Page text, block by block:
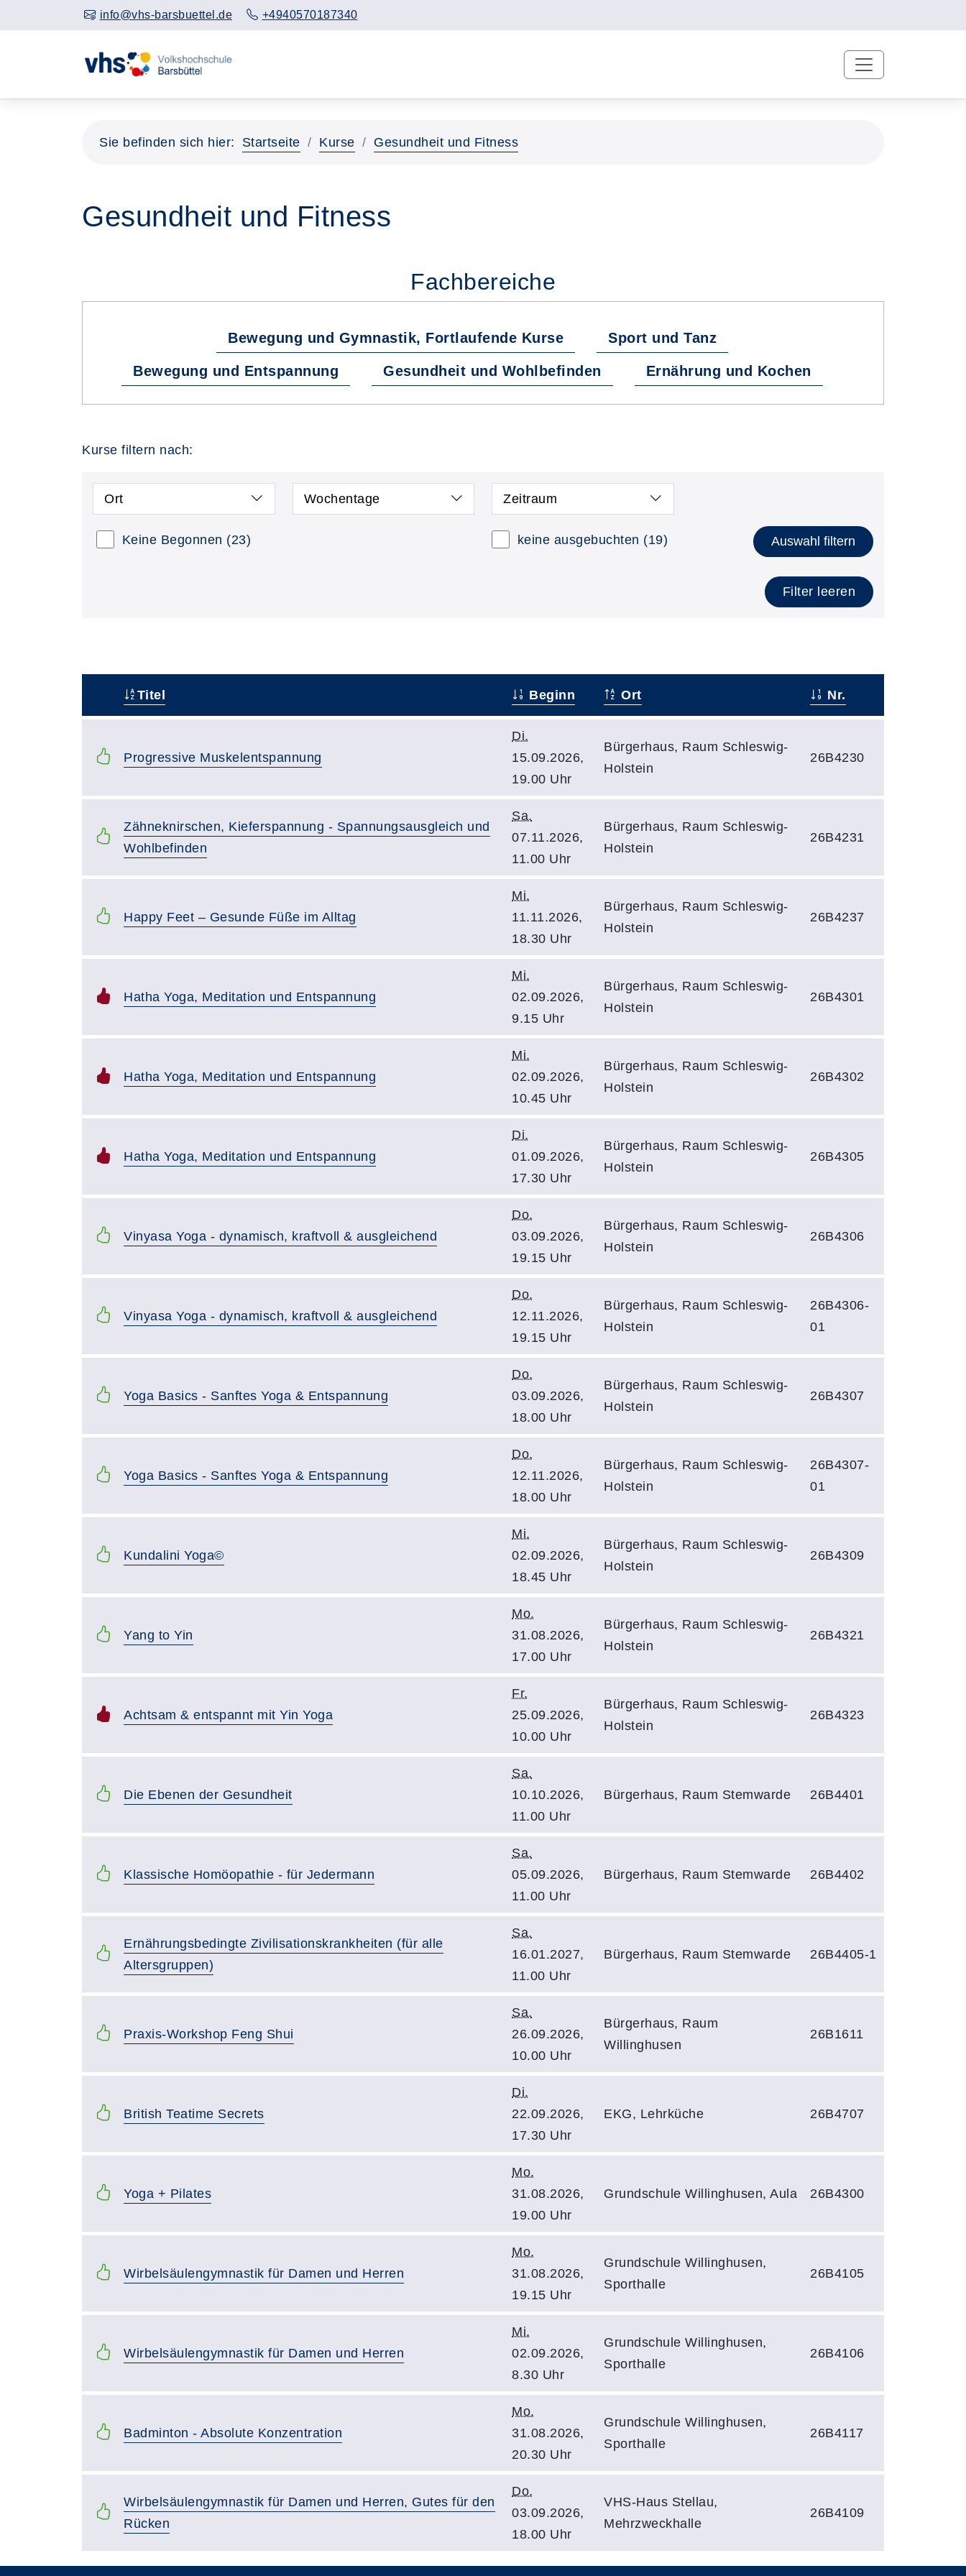
info@vhs-barsbuettel.de +4940570187340
Sie befinden sich hier: Startseite Kurse Gesundheit und Fitness
Gesundheit und Fitness
Fachbereiche
Bewegung und Gymnastik, Fortlaufende Kurse Sport und Tanz
Bewegung und Entspannung Gesundheit und Wohlbefinden Ernährung und Kochen
Kurse filtern nach:
Ort Wochentage Zeitraum
Keine Begonnen (23) keine ausgebuchten (19) Auswahl filtern
Filter leeren
Titel Beginn Ort Nr.
Progressive Muskelentspannung
Di.
15.09.2026,
19.00 Uhr
Bürgerhaus, Raum Schleswig-
Holstein
26B4230
Zähneknirschen, Kieferspannung - Spannungsausgleich und
Wohlbefinden
Sa.
07.11.2026,
11.00 Uhr
Bürgerhaus, Raum Schleswig-
Holstein
26B4231
Happy Feet – Gesunde Füße im Alltag
Mi.
11.11.2026,
18.30 Uhr
Bürgerhaus, Raum Schleswig-
Holstein
26B4237
Hatha Yoga, Meditation und Entspannung
Mi.
02.09.2026,
9.15 Uhr
Bürgerhaus, Raum Schleswig-
Holstein
26B4301
Hatha Yoga, Meditation und Entspannung
Mi.
02.09.2026,
10.45 Uhr
Bürgerhaus, Raum Schleswig-
Holstein
26B4302
Hatha Yoga, Meditation und Entspannung
Di.
01.09.2026,
17.30 Uhr
Bürgerhaus, Raum Schleswig-
Holstein
26B4305
Vinyasa Yoga - dynamisch, kraftvoll & ausgleichend
Do.
03.09.2026,
19.15 Uhr
Bürgerhaus, Raum Schleswig-
Holstein
26B4306
Vinyasa Yoga - dynamisch, kraftvoll & ausgleichend
Do.
12.11.2026,
19.15 Uhr
Bürgerhaus, Raum Schleswig-
Holstein
26B4306-
01
Yoga Basics - Sanftes Yoga & Entspannung
Do.
03.09.2026,
18.00 Uhr
Bürgerhaus, Raum Schleswig-
Holstein
26B4307
Yoga Basics - Sanftes Yoga & Entspannung
Do.
12.11.2026,
18.00 Uhr
Bürgerhaus, Raum Schleswig-
Holstein
26B4307-
01
Kundalini Yoga©
Mi.
02.09.2026,
18.45 Uhr
Bürgerhaus, Raum Schleswig-
Holstein
26B4309
Yang to Yin
Mo.
31.08.2026,
17.00 Uhr
Bürgerhaus, Raum Schleswig-
Holstein
26B4321
Achtsam & entspannt mit Yin Yoga
Fr.
25.09.2026,
10.00 Uhr
Bürgerhaus, Raum Schleswig-
Holstein
26B4323
Die Ebenen der Gesundheit
Sa.
10.10.2026,
11.00 Uhr
Bürgerhaus, Raum Stemwarde 26B4401
Klassische Homöopathie - für Jedermann
Sa.
05.09.2026,
11.00 Uhr
Bürgerhaus, Raum Stemwarde 26B4402
Ernährungsbedingte Zivilisationskrankheiten (für alle
Altersgruppen)
Sa.
16.01.2027,
11.00 Uhr
Bürgerhaus, Raum Stemwarde 26B4405-1
Praxis-Workshop Feng Shui
Sa.
26.09.2026,
10.00 Uhr
Bürgerhaus, Raum
Willinghusen
26B1611
British Teatime Secrets
Di.
22.09.2026,
17.30 Uhr
EKG, Lehrküche 26B4707
Yoga + Pilates
Mo.
31.08.2026,
19.00 Uhr
Grundschule Willinghusen, Aula 26B4300
Wirbelsäulengymnastik für Damen und Herren
Mo.
31.08.2026,
19.15 Uhr
Grundschule Willinghusen,
Sporthalle
26B4105
Wirbelsäulengymnastik für Damen und Herren
Mi.
02.09.2026,
8.30 Uhr
Grundschule Willinghusen,
Sporthalle
26B4106
Badminton - Absolute Konzentration
Mo.
31.08.2026,
20.30 Uhr
Grundschule Willinghusen,
Sporthalle
26B4117
Wirbelsäulengymnastik für Damen und Herren, Gutes für den
Rücken
Do.
03.09.2026,
18.00 Uhr
VHS-Haus Stellau,
Mehrzweckhalle
26B4109